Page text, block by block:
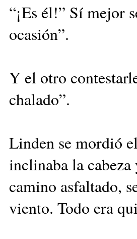
“¡Es él!” Sí mejor
ocasión”.
Y el otro
chalado”.
Linden se mordió
inclinaba la
camino asfaltado,
viento. Todo era